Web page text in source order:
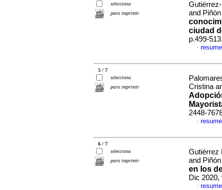
selecciona
para imprimir
and
ciudad
p.499-
·
5 / 7
selecciona
para imprimir
Cristina
2448-
·
6 / 7
selecciona
para imprimir
Gutiérrez
and
en los
Dic 2020,
·